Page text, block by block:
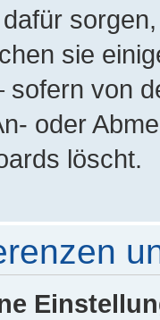
sie
sofern von
oder
löscht.